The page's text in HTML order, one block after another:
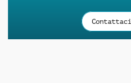
Contattaci